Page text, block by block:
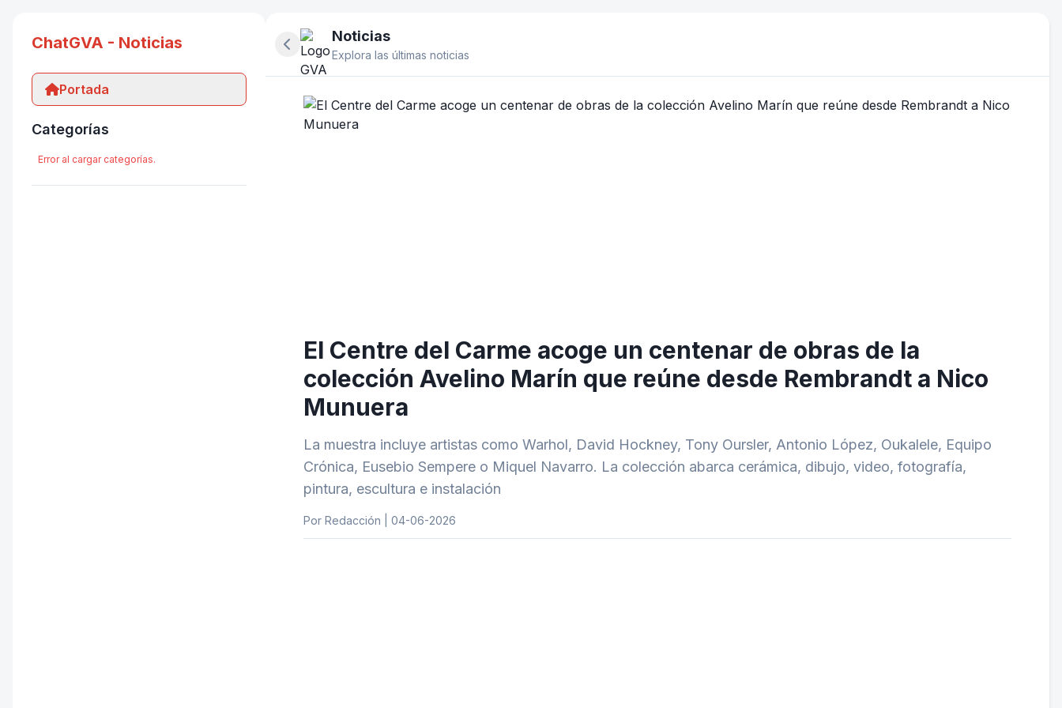
ChatGVA - Noticias
Portada
Categorías
Error al cargar categorías.
Ocultar panel lateral
Noticias
Explora las últimas noticias
El Centre del Carme acoge un centenar de obras de la
colección Avelino Marín que reúne desde Rembrandt a Nico
Munuera
La muestra incluye artistas como Warhol, David Hockney, Tony Oursler, Antonio López, Oukalele, Equipo
Crónica, Eusebio Sempere o Miquel Navarro. La colección abarca cerámica, dibujo, video, fotografía,
pintura, escultura e instalación
Por Redacción | 04-06-2026